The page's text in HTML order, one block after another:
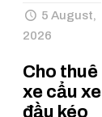
5 August,
2026
Cho thuê
xe cẩu xe
đầu kéo